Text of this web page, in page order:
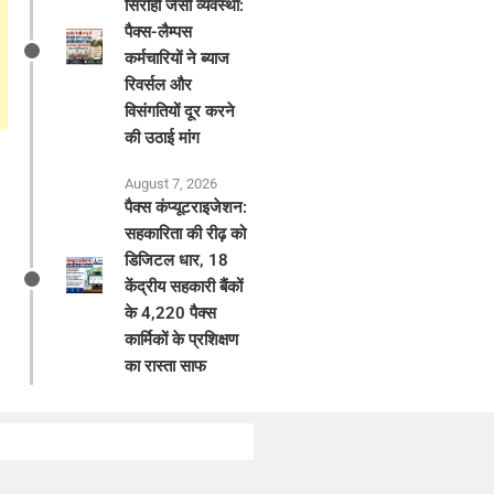
सिरोही जैसी व्यवस्था:
पैक्स-लैम्पस
कर्मचारियों ने ब्याज
रिवर्सल और
विसंगतियों दूर करने
की उठाई मांग
August 7, 2026
पैक्स कंप्यूटराइजेशन:
सहकारिता की रीढ़ को
डिजिटल धार, 18
केंद्रीय सहकारी बैंकों
के 4,220 पैक्स
कार्मिकों के प्रशिक्षण
का रास्ता साफ